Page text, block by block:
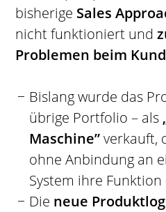
bisherige Sales
nicht funktioniert und
Problemen beim
Bislang wurde das
übrige Portfolio – als
Maschine”verkauft,
ohne Anbindung an
System ihre
Die neue